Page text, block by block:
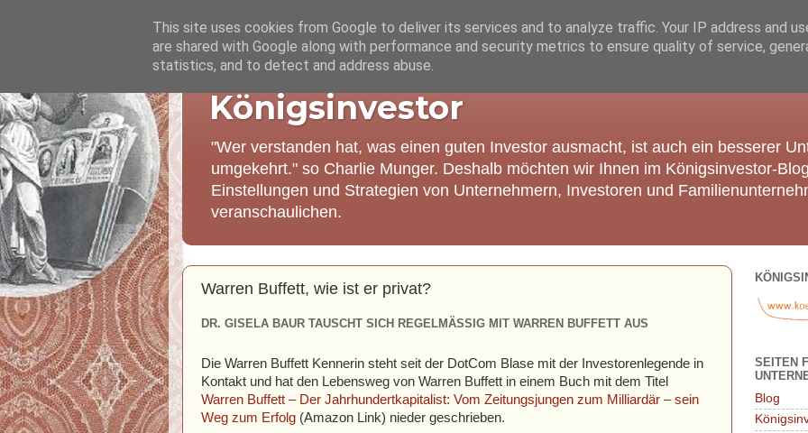
Königsinvestor
"Wer verstanden hat, was einen guten Investor ausmacht, ist auch ein besserer
umgekehrt." so Charlie Munger. Deshalb möchten wir Ihnen im Königsinvestor-
Einstellungen und Strategien von Unternehmern, Investoren und
veranschaulichen.
Warren Buffett, wie ist er privat?
DR. GISELA BAUR TAUSCHT SICH REGELMÄSSIG MIT WARREN BUFFETT AUS
Die Warren Buffett Kennerin steht seit der DotCom Blase mit der Investorenlegende in
Kontakt und hat den Lebensweg von Warren Buffett in einem Buch mit dem Titel
Warren Buffett – Der Jahrhundertkapitalist: Vom Zeitungsjungen zum Milliardär – sein
Weg zum Erfolg (Amazon Link) nieder geschrieben.
SEITEN
Blog
This site uses cookies from Google to deliver its services and to analyze traffic. Your IP address and
are shared with Google along with performance and security metrics to ensure quality of service,
statistics, and to detect and address abuse.